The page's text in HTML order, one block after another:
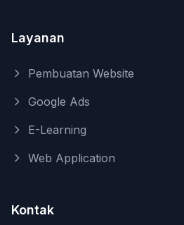
Layanan
Pembuatan Website
Google Ads
E-Learning
Web Application
Kontak